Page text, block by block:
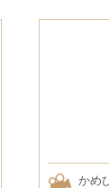
てい
かめ